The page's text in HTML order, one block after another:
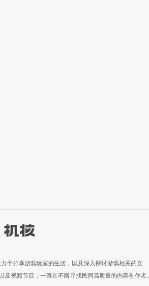
于分享游戏玩家的生活，以及深入探讨游戏相关的文
及视频节目，一直在不断寻找民间高质量的内容创作者。